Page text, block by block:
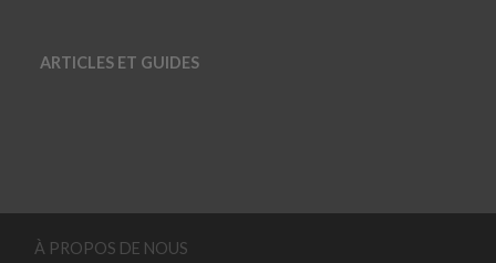
ARTICLES ET GUIDES
À PROPOS DE NOUS